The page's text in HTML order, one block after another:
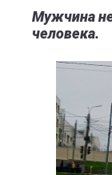
Мужчина
человека.